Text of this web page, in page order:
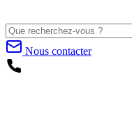
Nous contacter